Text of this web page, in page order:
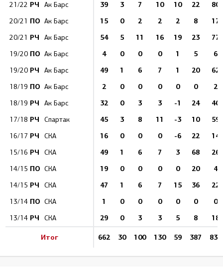
21/22 РЧ Ак Барс 39 3 7 10 10 22 80
20/21 ПО Ак Барс 15 0 2 2 2 8 17
20/21 РЧ Ак Барс 54 5 11 16 19 23 77
19/20 ПО Ак Барс 4 0 0 0 1 5 6
19/20 РЧ Ак Барс 49 1 6 7 1 20 62
18/19 ПО Ак Барс 2 0 0 0 0 0 2
18/19 РЧ Ак Барс 32 0 3 3 -1 24 40
17/18 РЧ Спартак 45 3 8 11 -3 10 59
16/17 РЧ СКА 16 0 0 0 -6 22 14
15/16 РЧ СКА 49 1 6 7 3 68 26
14/15 ПО СКА 19 0 0 0 0 20 4
14/15 РЧ СКА 47 1 6 7 15 36 22
13/14 ПО СКА 1 0 0 0 0 0 0
13/14 РЧ СКА 29 0 3 3 5 8 18
Итог 662 30 100 130 59 387 836